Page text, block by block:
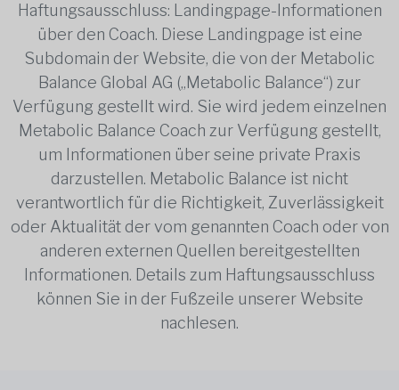
Haftungsausschluss: Landingpage-Informationen
über den Coach. Diese Landingpage ist eine
Subdomain der Website, die von der Metabolic
Balance Global AG („Metabolic Balance“) zur
Verfügung gestellt wird. Sie wird jedem einzelnen
Metabolic Balance Coach zur Verfügung gestellt,
um Informationen über seine private Praxis
darzustellen. Metabolic Balance ist nicht
verantwortlich für die Richtigkeit, Zuverlässigkeit
oder Aktualität der vom genannten Coach oder von
anderen externen Quellen bereitgestellten
Informationen. Details zum Haftungsausschluss
können Sie in der Fußzeile unserer Website
nachlesen.